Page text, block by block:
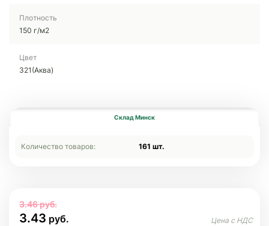
Плотность
150 г/м2
Цвет
321(Аква)
Склад Минск
Количество товаров: 161 шт.
3.46
3.43